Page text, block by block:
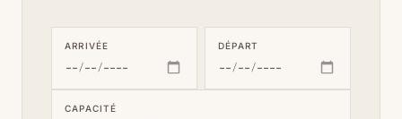
ARRIVÉE DÉPART
CAPACITÉ